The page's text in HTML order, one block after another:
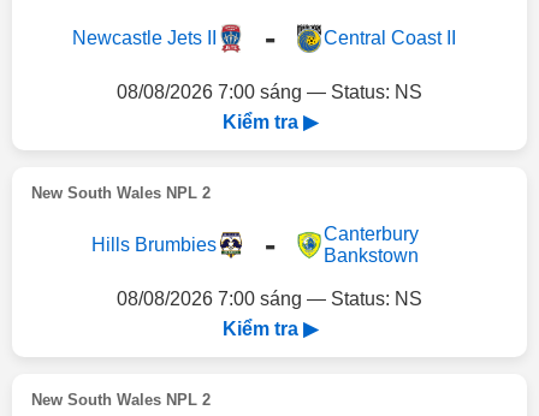
Newcastle Jets II - Central Coast II
08/08/2026 7:00 sáng — Status: NS
Kiểm tra ▶
New South Wales NPL 2
Hills Brumbies -
Canterbury
Bankstown
08/08/2026 7:00 sáng — Status: NS
Kiểm tra ▶
New South Wales NPL 2